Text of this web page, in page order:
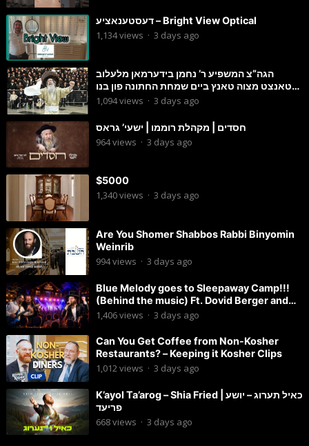
דעסטענאציע – Bright View Optical
1,134views · 3 days ago
הגה”צ המשפיע ר’ נחמן בידערמאן מלעלוב
טאנצט מצוה טאנץ ביים שמחת החתונה פון בנו
החתן
1,094views · 3 days ago
חסדים | מקהלת רוממו | ישעי’ גראס
964views · 3 days ago
$5000
1,340views · 3 days ago
Are You Shomer Shabbos Rabbi Binyomin
Weinrib
994views · 3 days ago
Blue Melody goes to Sleepaway Camp!!!
(Behind the music) Ft. Dovid Berger and
Chaim Brown
1,406views · 3 days ago
Can You Get Coffee from Non-Kosher
Restaurants? – Keeping it Kosher Clips
1,012views · 3 days ago
K’ayol Ta’arog – Shia Fried | כאיל תערוג – יושע
פריעד
668views · 3 days ago